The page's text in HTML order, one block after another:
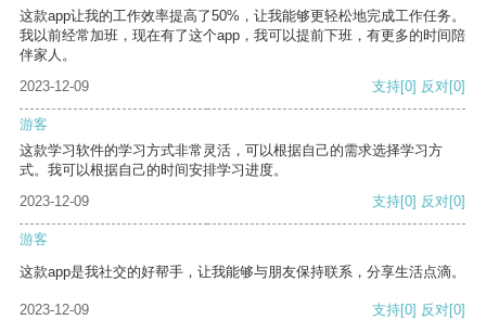
这款app让我的工作效率提高了50%，让我能够更轻松地完成工作任务。
我以前经常加班，现在有了这个app，我可以提前下班，有更多的时间陪
伴家人。
2023-12-09
支持[0] 反对[0]
游客
这款学习软件的学习方式非常灵活，可以根据自己的需求选择学习方
式。我可以根据自己的时间安排学习进度。
2023-12-09
支持[0] 反对[0]
游客
这款app是我社交的好帮手，让我能够与朋友保持联系，分享生活点滴。
2023-12-09 支持[0] 反对[0]